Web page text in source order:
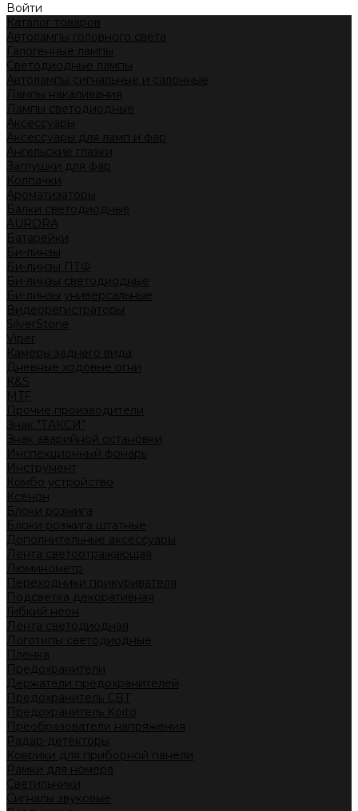
Войти
Каталог товаров
Автолампы головного света
Галогенные лампы
Светодиодные лампы
Автолампы сигнальные и салонные
Лампы накаливания
Лампы светодиодные
Аксессуары
Аксессуары для ламп и фар
Ангельские глазки
Заглушки для фар
Колпачки
Ароматизаторы
Балки светодиодные
AURORA
Батарейки
Би-линзы
Би-линзы ПТФ
Би-линзы светодиодные
Би-линзы универсальные
Видеорегистраторы
SilverStone
Viper
Камеры заднего вида
Дневные ходовые огни
K&S
MTF
Прочие производители
Знак "ТАКСИ"
Знак аварийной остановки
Инспекционный фонарь
Инструмент
Комбо устройство
Ксенон
Блоки розжига
Блоки розжига штатные
Дополнительные аксессуары
Лента светоотражающая
Люминометр
Переходники прикуривателя
Подсветка декоративная
Гибкий неон
Лента светодиодная
Логотипы светодиодные
Пленка
Предохранители
Держатели предохранителей
Предохранитель CBT
Предохранитель Koito
Преобразователи напряжения
Радар-детекторы
Коврики для приборной панели
Рамки для номера
Светильники
Сигналы звуковые